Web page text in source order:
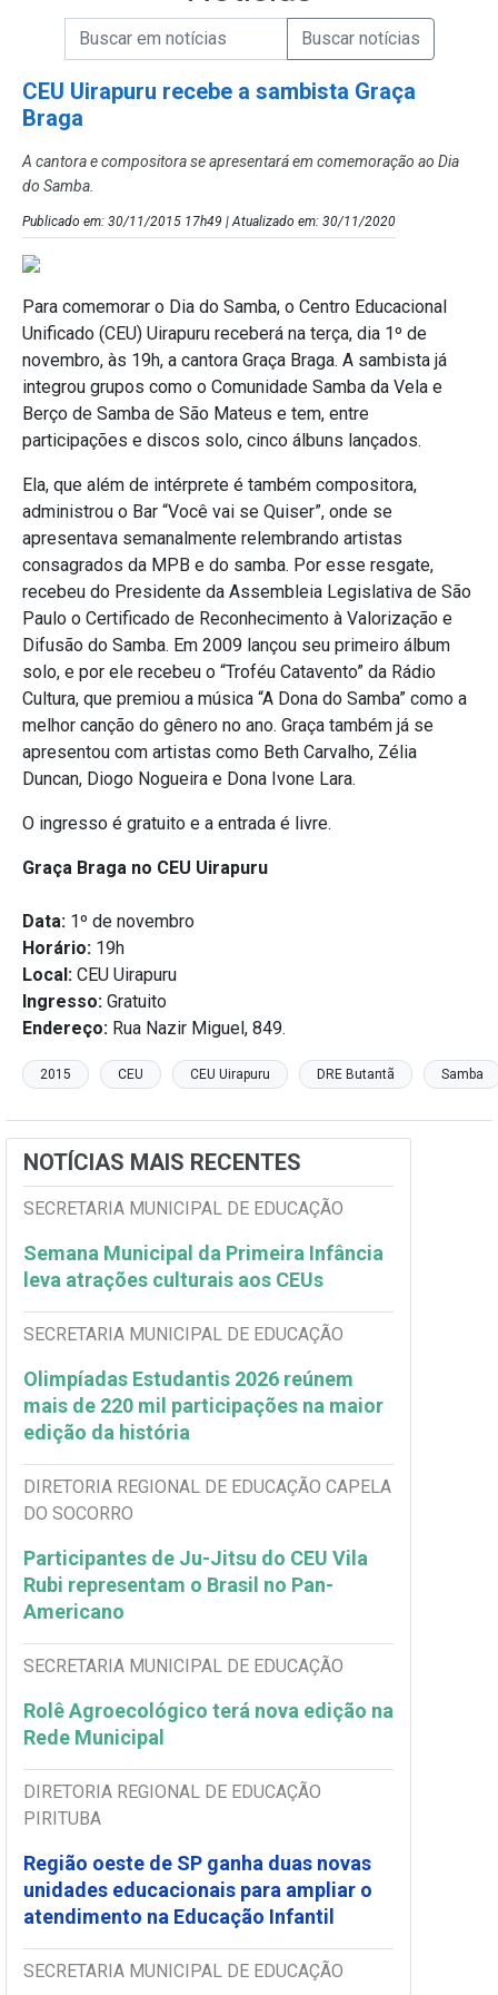
Campo de Busca de Notícias
Campo de Busca de informaçõesEnviar a Busca de Notícias
CEU Uirapuru recebe a sambista Graça
Braga
A cantora e compositora se apresentará em comemoração ao Dia
do Samba.
Publicado em: 30/11/2015 17h49 | Atualizado em: 30/11/2020
Para comemorar o Dia do Samba, o Centro Educacional
Unificado (CEU) Uirapuru receberá na terça, dia 1º de
novembro, às 19h, a cantora Graça Braga. A sambista já
integrou grupos como o Comunidade Samba da Vela e
Berço de Samba de São Mateus e tem, entre
participações e discos solo, cinco álbuns lançados.
Ela, que além de intérprete é também compositora,
administrou o Bar “Você vai se Quiser”, onde se
apresentava semanalmente relembrando artistas
consagrados da MPB e do samba. Por esse resgate,
recebeu do Presidente da Assembleia Legislativa de São
Paulo o Certificado de Reconhecimento à Valorização e
Difusão do Samba. Em 2009 lançou seu primeiro álbum
solo, e por ele recebeu o “Troféu Catavento” da Rádio
Cultura, que premiou a música “A Dona do Samba” como a
melhor canção do gênero no ano. Graça também já se
apresentou com artistas como Beth Carvalho, Zélia
Duncan, Diogo Nogueira e Dona Ivone Lara.
O ingresso é gratuito e a entrada é livre.
Graça Braga no CEU Uirapuru
Data: 1º de novembro
Horário: 19h
Local: CEU Uirapuru
Ingresso: Gratuito
Endereço: Rua Nazir Miguel, 849.
2015 CEU CEU Uirapuru DRE Butantã Samba
NOTÍCIAS MAIS RECENTES
SECRETARIA MUNICIPAL DE EDUCAÇÃO
Semana Municipal da Primeira Infância
leva atrações culturais aos CEUs
SECRETARIA MUNICIPAL DE EDUCAÇÃO
Olimpíadas Estudantis 2026 reúnem
mais de 220 mil participações na maior
edição da história
DIRETORIA REGIONAL DE EDUCAÇÃO CAPELA
DO SOCORRO
Participantes de Ju-Jitsu do CEU Vila
Rubi representam o Brasil no Pan-
Americano
SECRETARIA MUNICIPAL DE EDUCAÇÃO
Rolê Agroecológico terá nova edição na
Rede Municipal
DIRETORIA REGIONAL DE EDUCAÇÃO
PIRITUBA
Região oeste de SP ganha duas novas
unidades educacionais para ampliar o
atendimento na Educação Infantil
SECRETARIA MUNICIPAL DE EDUCAÇÃO